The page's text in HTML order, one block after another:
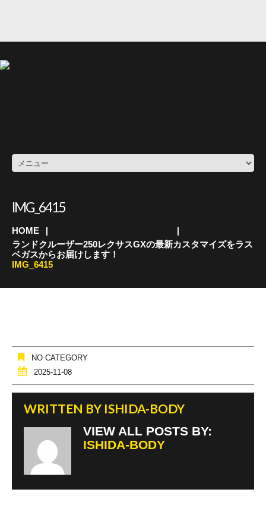
IMG_6415
HOME
ランドクルーザー250レクサスGXの最新カスタマイズをラス
ベガスからお届けします！
IMG_6415
NO CATEGORY
2025-11-08
WRITTEN BY ISHIDA-BODY
VIEW ALL POSTS BY:
ISHIDA-BODY